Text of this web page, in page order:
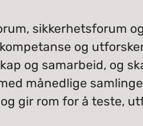
sikkerhetsforum
og
og samarbeid, og
månedlige
gir rom for å teste,